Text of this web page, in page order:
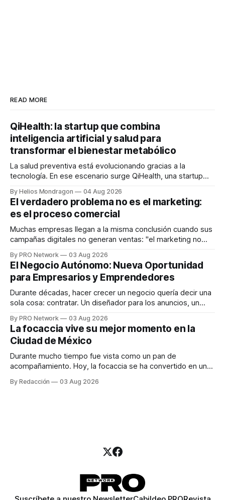
READ MORE
QiHealth: la startup que combina
inteligencia artificial y salud para
transformar el bienestar metabólico
La salud preventiva está evolucionando gracias a la
tecnología. En ese escenario surge QiHealth, una startup
dispositivos inteligentes, inteligencia artificial y monitoreo
en tiempo real para ayudar a las personas a tomar mejores
decisiones sobre su salud metabólica. Su propuesta busca
responder
By Helios Mondragon 04 Aug 2026
El verdadero problema no es el marketing:
es el proceso comercial
Muchas empresas llegan a la misma conclusión cuando sus
campañas digitales no generan ventas: "el marketing no
INTERIUS, el problema suele estar en otro lugar. Durante
una entrevista para el podcast SER PRO, el especialista en
marketing digital explicó que
By PRO Network 03 Aug 2026
El Negocio Autónomo: Nueva Oportunidad
para Empresarios y Emprendedores
Durante décadas, hacer crecer un negocio quería decir una
sola cosa: contratar. Un diseñador para los anuncios, un
para los textos, alguien que supiera de publicidad digital
para encontrar prospectos, un vendedor para atender
llamadas y mensajes, y —con suerte— una persona
By PRO Network 03 Aug 2026
La focaccia vive su mejor momento en la
Ciudad de México
Durante mucho tiempo fue vista como un pan de
acompañamiento. Hoy, la focaccia se ha convertido en uno
artesanal, ingredientes de calidad y experiencias que
By Redacción 03 Aug 2026